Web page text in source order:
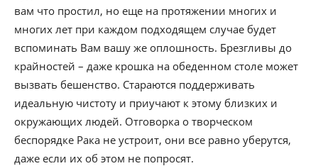
вам что простил, но еще на протяжении многих и
многих лет при каждом подходящем случае будет
вспоминать Вам вашу же оплошность. Брезгливы до
крайностей – даже крошка на обеденном столе может
вызвать бешенство. Стараются поддерживать
идеальную чистоту и приучают к этому близких и
окружающих людей. Отговорка о творческом
беспорядке Рака не устроит, они все равно уберутся,
даже если их об этом не попросят.